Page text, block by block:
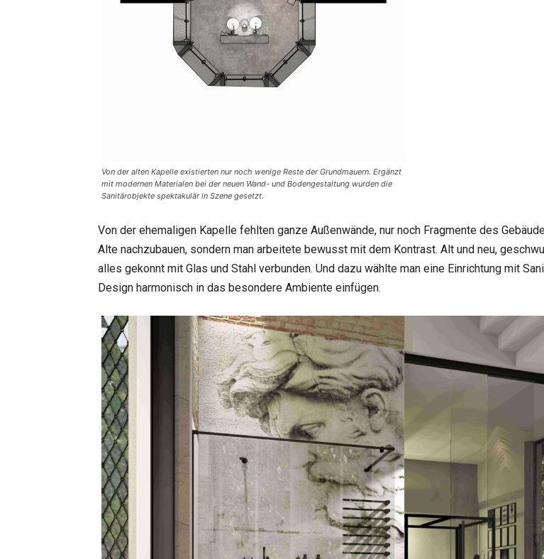
Von der alten Kapelle existierten nur noch wenige Reste der Grundmauern. Ergänzt
mit modernen Materialen bei der neuen Wand- und Bodengestaltung wurden die
Sanitärobjekte spektakulär in Szene gesetzt.
Von der ehemaligen Kapelle fehlten ganze Außenwände, nur noch Fragmente des
Alte nachzubauen, sondern man arbeitete bewusst mit dem Kontrast. Alt und neu,
alles gekonnt mit Glas und Stahl verbunden. Und dazu wählte man eine Einrichtung mit
Design harmonisch in das besondere Ambiente einfügen.